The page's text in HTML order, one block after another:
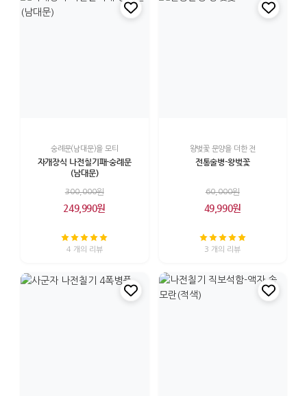
숭례문(남대문)을 모티
자개장식 나전칠기패-숭례문
(남대문)
300,000원
249,990원
4 개의 리뷰
왕벚꽃 문양을 더한 전
전통술병-왕벚꽃
60,000원
49,990원
3 개의 리뷰